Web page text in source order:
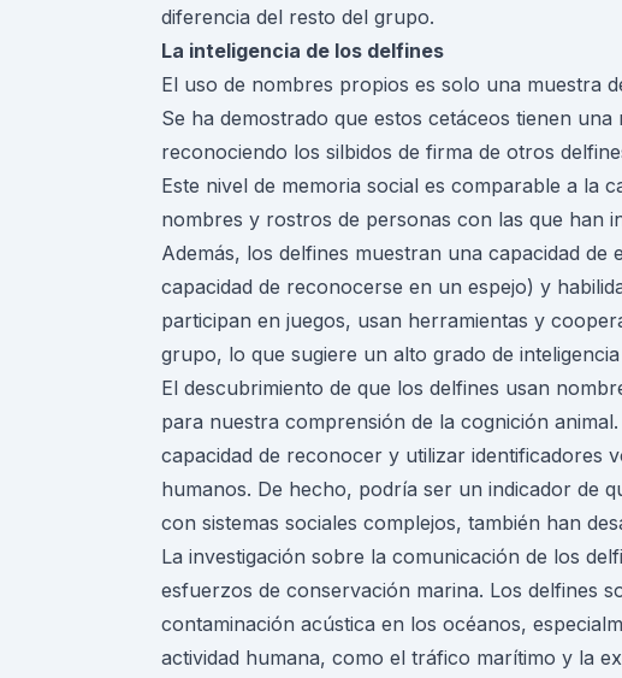
diferencia del resto del grupo.
La inteligencia de los delfines
El uso de nombres propios es solo una muestra
Se ha demostrado que estos cetáceos tienen
reconociendo los silbidos de firma de otros
Este nivel de memoria social es comparable a la
nombres y rostros de personas con las que han
Además, los delfines muestran una capacidad
capacidad de reconocerse en un espejo) y
participan en juegos, usan herramientas y
grupo, lo que sugiere un alto grado de
El descubrimiento de que los delfines usan
para nuestra comprensión de la cognición
capacidad de reconocer y utilizar identificadores
humanos. De hecho, podría ser un indicador de
con sistemas sociales complejos, también han
La investigación sobre la comunicación de los
esfuerzos de conservación marina. Los delfines
contaminación acústica en los océanos,
actividad humana, como el tráfico marítimo y la